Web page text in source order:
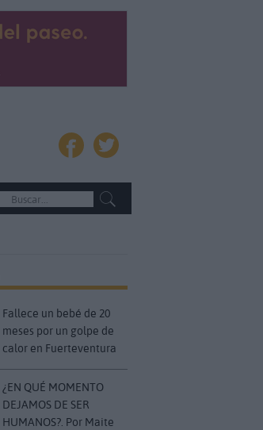
Fallece un bebé de 20
meses por un golpe de
calor en Fuerteventura
¿EN QUÉ MOMENTO
DEJAMOS DE SER
HUMANOS?. Por Maite